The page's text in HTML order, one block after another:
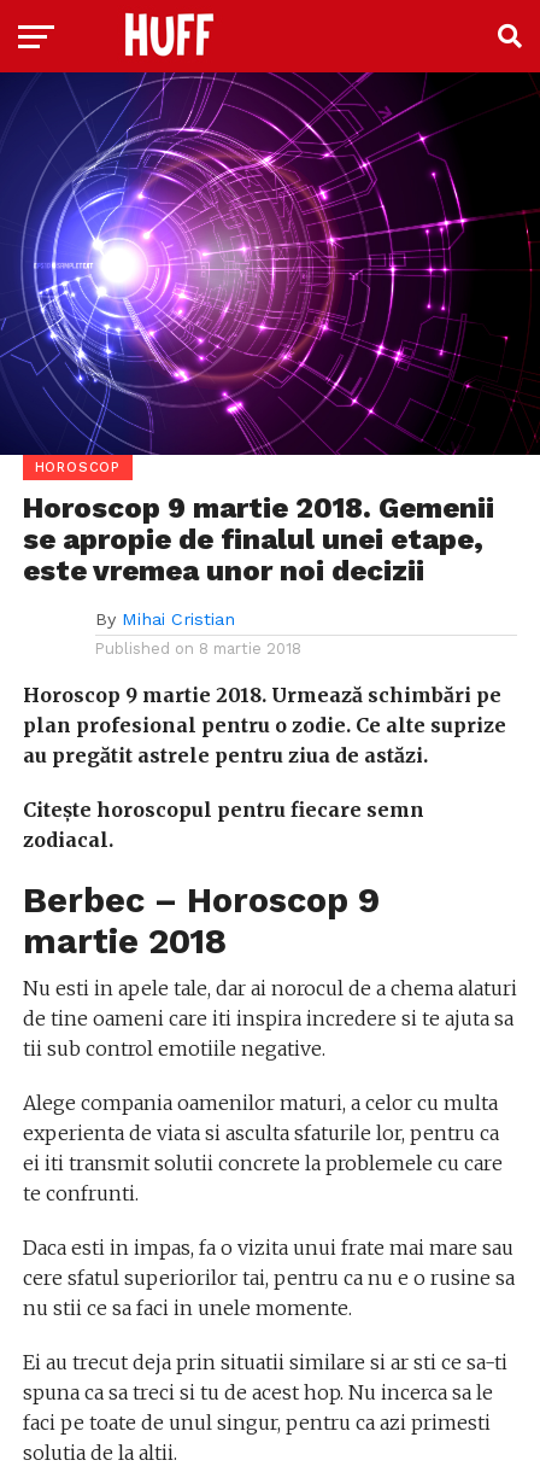
HOROSCOP
Horoscop 9 martie 2018. Gemenii
se apropie de finalul unei etape,
este vremea unor noi decizii
By Mihai Cristian
Published on 8 martie 2018
Horoscop 9 martie 2018. Urmează schimbări pe
plan profesional pentru o zodie. Ce alte suprize
au pregătit astrele pentru ziua de astăzi.
Citeşte horoscopul pentru fiecare semn
zodiacal.
Berbec – Horoscop 9
martie 2018
Nu esti in apele tale, dar ai norocul de a chema alaturi
de tine oameni care iti inspira incredere si te ajuta sa
tii sub control emotiile negative.
Alege compania oamenilor maturi, a celor cu multa
experienta de viata si asculta sfaturile lor, pentru ca
ei iti transmit solutii concrete la problemele cu care
te confrunti.
Daca esti in impas, fa o vizita unui frate mai mare sau
cere sfatul superiorilor tai, pentru ca nu e o rusine sa
nu stii ce sa faci in unele momente.
Ei au trecut deja prin situatii similare si ar sti ce sa-ti
spuna ca sa treci si tu de acest hop. Nu incerca sa le
faci pe toate de unul singur, pentru ca azi primesti
solutia de la altii.